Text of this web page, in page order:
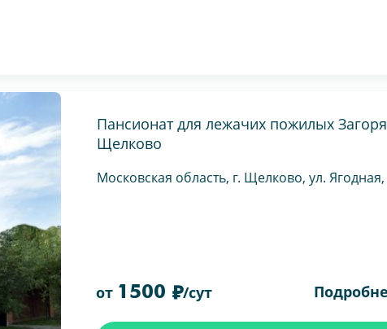
Пансионат для лежачих пожилых
Щелково
Московская область, г. Щелково, ул. Ягодная,
от 1500 /сут